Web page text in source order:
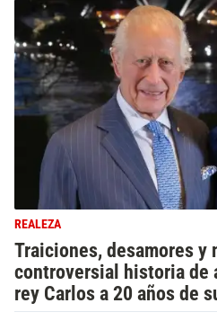
REALEZA
Traiciones, desamores y
controversial historia de
rey Carlos a 20 años de